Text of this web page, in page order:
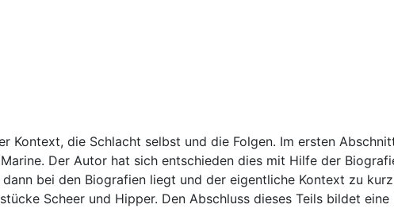
die Schlacht selbst und die Folgen. Im ersten
Der Autor hat sich entschieden dies mit Hilfe der
bei den Biografien liegt und der eigentliche Kontext zu
Scheer und Hipper. Den Abschluss dieses Teils bildet